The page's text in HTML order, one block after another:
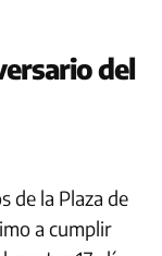
del
de la Plaza de
a cumplir